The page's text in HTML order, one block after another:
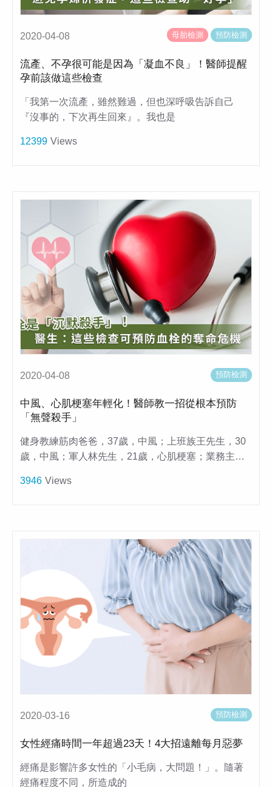
2020-04-08 母胎檢測 預防檢測
流產、不孕很可能是因為「凝血不良」！醫師提醒
孕前該做這些檢查
「我第一次流產，雖然難過，但也深呼吸告訴自己
『沒事的，下次再生回來』。我也是
12399 Views
2020-04-08 預防檢測
中風、心肌梗塞年輕化！醫師教一招從根本預防
「無聲殺手」
健身教練筋肉爸爸，37歲，中風；上班族王先生，30
歲，中風；軍人林先生，21歲，心肌梗塞；業務主…
3946 Views
2020-03-16 預防檢測
女性經痛時間一年超過23天！4大招遠離每月惡夢
經痛是影響許多女性的「小毛病，大問題！」。隨著
經痛程度不同，所造成的